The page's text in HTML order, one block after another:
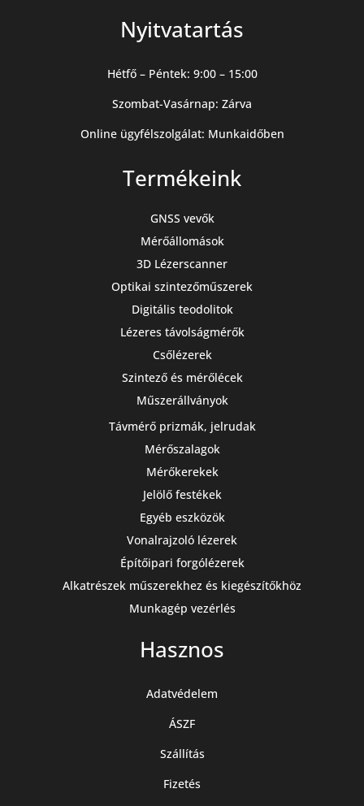
Nyitvatartás
Hétfő – Péntek: 9:00 – 15:00
Szombat-Vasárnap: Zárva
Online ügyfélszolgálat: Munkaidőben
Termékeink
GNSS vevők
Mérőállomások
3D Lézerscanner
Optikai szintezőműszerek
Digitális teodolitok
Lézeres távolságmérők
Csőlézerek
Szintező és mérőlécek
Műszerállványok
Távmérő prizmák, jelrudak
Mérőszalagok
Mérőkerekek
Jelölő festékek
Egyéb eszközök
Vonalrajzoló lézerek
Építőipari forgólézerek
Alkatrészek műszerekhez és kiegészítőkhöz
Munkagép vezérlés
Hasznos
Adatvédelem
ÁSZF
Szállítás
Fizetés